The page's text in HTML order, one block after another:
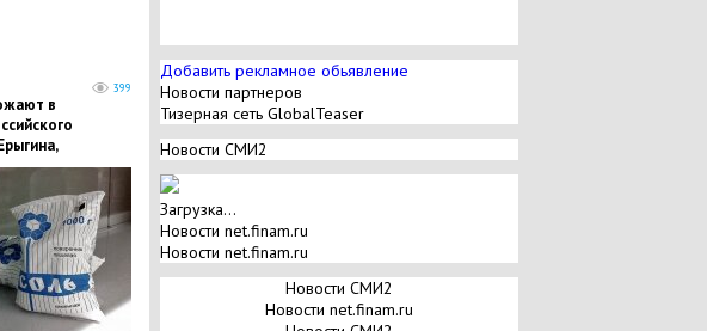
399
в
в Сирии
Добавить рекламное обьявление
Новости партнеров
Тизерная сеть GlobalTeaser
Новости СМИ2
Загрузка...
Новости net.finam.ru
Новости net.finam.ru
Новости СМИ2
Новости net.finam.ru